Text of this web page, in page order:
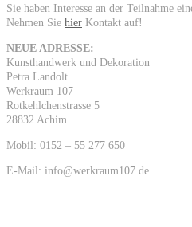
Sie haben Interesse an der Teilnahme
Nehmen Sie hier Kontakt auf!
NEUE ADRESSE:
Kunsthandwerk und Dekoration
Petra Landolt
Werkraum 107
Rotkehlchenstrasse 5
28832 Achim
Mobil: 0152 – 55 277 650
E-Mail: info@werkraum107.de